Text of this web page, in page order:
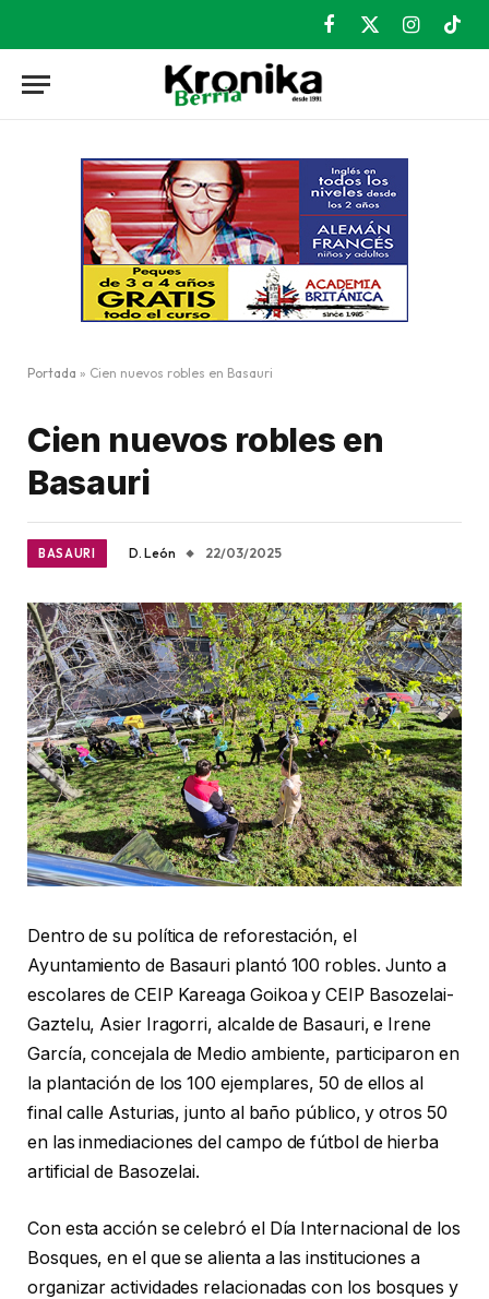
Facebook
X
Instagram
Portada » Cien nuevos robles en Basauri
Cien nuevos robles en
Basauri
BASAURI D. León 22/03/2025
Dentro de su política de reforestación, el
Ayuntamiento de Basauri plantó 100 robles. Junto a
escolares de CEIP Kareaga Goikoa y CEIP Basozelai-
Gaztelu, Asier Iragorri, alcalde de Basauri, e Irene
García, concejala de Medio ambiente, participaron en
la plantación de los 100 ejemplares, 50 de ellos al
final calle Asturias, junto al baño público, y otros 50
en las inmediaciones del campo de fútbol de hierba
artificial de Basozelai.
Con esta acción se celebró el Día Internacional de los
Bosques, en el que se alienta a las instituciones a
organizar actividades relacionadas con los bosques y